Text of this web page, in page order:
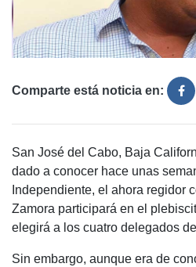
Comparte está noticia en:
San José del Cabo, Baja
dado a conocer hace unas
Independiente, el ahora regidor
Zamora participará en el
elegirá a los cuatro delegados
Sin embargo, aunque era de